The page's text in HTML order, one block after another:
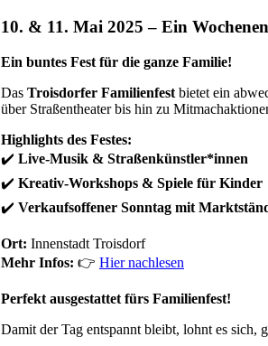
10. & 11. Mai 2025 – Ein
Ein buntes Fest für die ganze Familie!
Das Troisdorfer Familienfest bietet ein
über Straßentheater bis hin zu
Highlights des Festes:
✔️ Live-Musik & Straßenkünstler*innen
✔️ Kreativ-Workshops & Spiele für Kinder
✔️ Verkaufsoffener Sonntag mit
Ort: Innenstadt Troisdorf
Mehr Infos: 👉 Hier nachlesen
Perfekt ausgestattet fürs Familienfest!
Damit der Tag entspannt bleibt, lohnt es sich,